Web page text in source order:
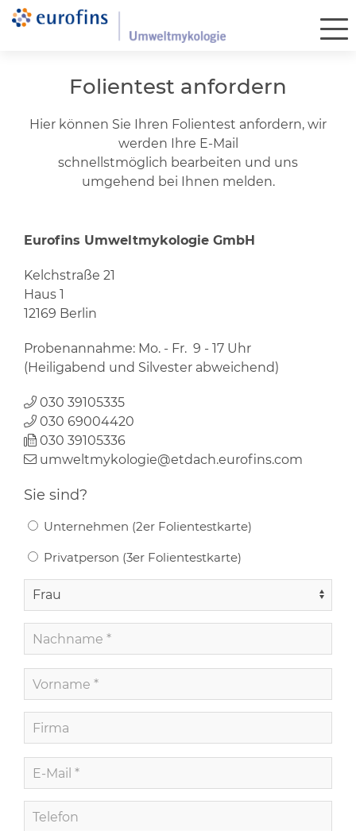
Folientest anfordern
Hier können Sie Ihren Folientest anfordern, wir
werden Ihre E-Mail
schnellstmöglich bearbeiten und uns
umgehend bei Ihnen melden.
Eurofins Umweltmykologie GmbH
Kelchstraße 21
Haus 1
12169 Berlin
Probenannahme: Mo. - Fr. 9 - 17 Uhr
(Heiligabend und Silvester abweichend)
030 39105335
030 69004420
030 39105336
umweltmykologie@etdach.eurofins.com
Sie sind?
Unternehmen (2er Folientestkarte)
Privatperson (3er Folientestkarte)